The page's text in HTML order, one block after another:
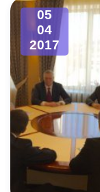
05
04
2017